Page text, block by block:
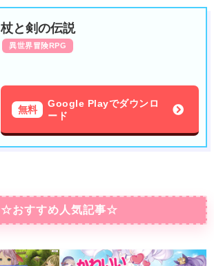
杖と剣の伝説
異世界冒険RPG
無料
Google Playでダウンロ
ード
☆おすすめ人気記事☆